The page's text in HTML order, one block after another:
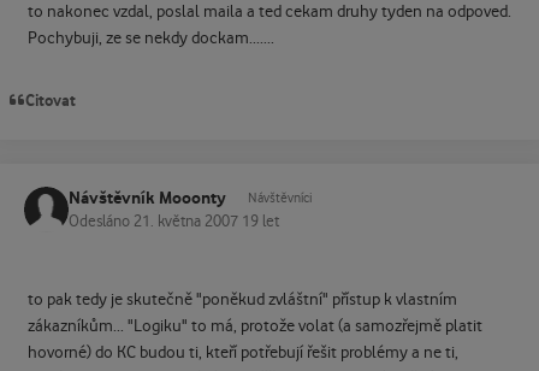
to nakonec vzdal, poslal maila a ted cekam druhy tyden na odpoved.
Pochybuji, ze se nekdy dockam.......
Citovat
Návštěvník Mooonty Návštěvníci
Odesláno 21. května 2007 19 let
to pak tedy je skutečně "poněkud zvláštní" přístup k vlastním
zákazníkům... "Logiku" to má, protože volat (a samozřejmě platit
hovorné) do KC budou ti, kteří potřebují řešit problémy a ne ti,